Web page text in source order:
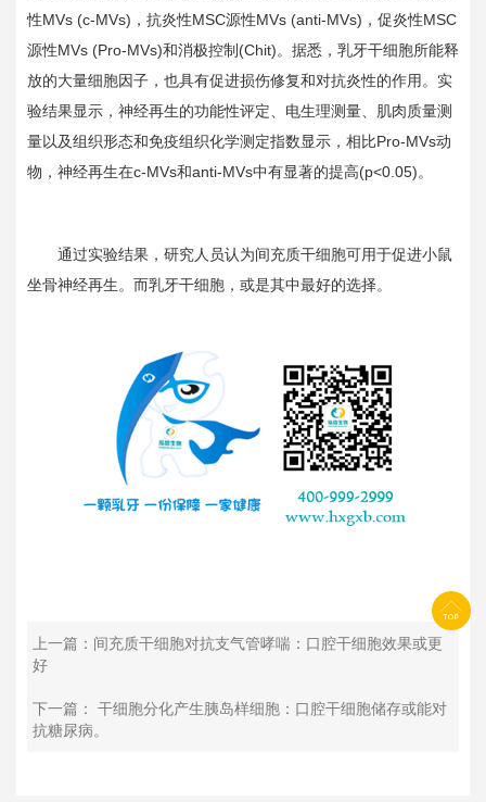
性MVs (c-MVs) ，抗炎性MSC源性MVs (anti-MVs) ，促炎性MSC
源性MVs (Pro-MVs)和消极控制 (Chit)。据悉，乳牙干细胞所能释
放的大量细胞因子，也具有促进损伤修复和对抗炎性的作用。实
验结果显示，神经再生的功能性评定、电生理测量、肌肉质量测
量以及组织形态和免疫组织化学测定指数显示，相比Pro-MVs动
物，神经再生在c-MVs和anti-MVs中有显著的提高(p<0.05)。
通过实验结果，研究人员认为间充质干细胞可用于促进小鼠
坐骨神经再生。而乳牙干细胞，或是其中最好的选择。
上一篇：间充质干细胞对抗支气管哮喘：口腔干细胞效果或更
好
下一篇： 干细胞分化产生胰岛样细胞：口腔干细胞储存或能对
抗糖尿病。